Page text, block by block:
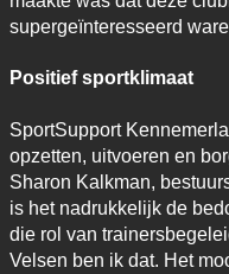
supergeïnteresseerd
Positief sportklimaat
SportSupport
opzetten, uitvoeren en
Sharon Kalkman,
is het nadrukkelijk de
die rol van
Velsen ben ik dat. Het